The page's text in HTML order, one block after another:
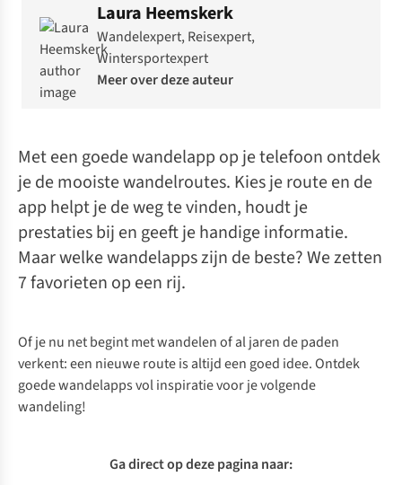
Laura Heemskerk
Wandelexpert, Reisexpert,
Wintersportexpert
Meer over deze auteur
Met een goede wandelapp op je telefoon ontdek
je de mooiste wandelroutes. Kies je route en de
app helpt je de weg te vinden, houdt je
prestaties bij en geeft je handige informatie.
Maar welke wandelapps zijn de beste? We zetten
7 favorieten op een rij.
Of je nu net begint met wandelen of al jaren de paden
verkent: een nieuwe route is altijd een goed idee. Ontdek
goede wandelapps vol inspiratie voor je volgende
wandeling!
Ga direct op deze pagina naar: